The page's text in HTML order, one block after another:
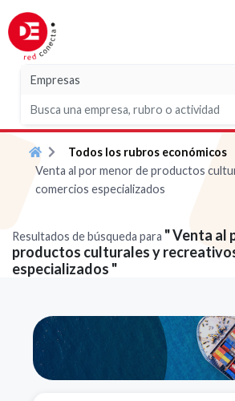
Todos los rubros económicos
Venta al por menor de productos
comercios especializados
Resultados de búsqueda para " Venta al
productos culturales y
especializados "